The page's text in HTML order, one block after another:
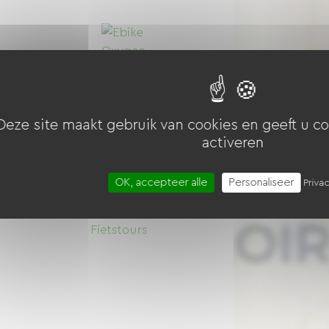
Ebike Oxygen
Deze site maakt gebruik van cookies en geeft u
activeren
OK, accepteer alle Personaliseer